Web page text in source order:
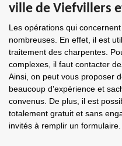
ville de Viefvillers
Les opérations qui
nombreuses. En effet, il est
traitement des charpentes.
complexes, il faut contacter
Ainsi, on peut vous proposer
beaucoup d'expérience et
convenus. De plus, il est
totalement gratuit et sans
invités à remplir un formulaire.